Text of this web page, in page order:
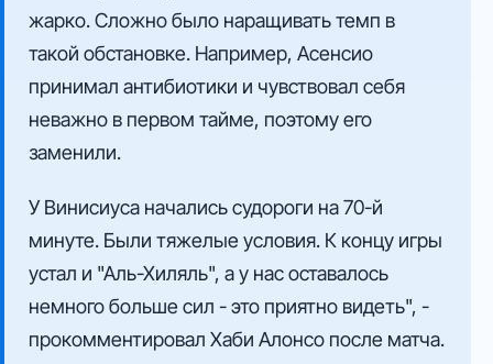
жарко. Сложно было наращивать темп в
такой обстановке. Например, Асенсио
принимал антибиотики и чувствовал себя
неважно в первом тайме, поэтому его
заменили.
У Винисиуса начались судороги на 70-й
минуте. Были тяжелые условия. К концу игры
устал и "Аль-Хиляль", а у нас оставалось
немного больше сил - это приятно видеть", -
прокомментировал Хаби Алонсо после матча.